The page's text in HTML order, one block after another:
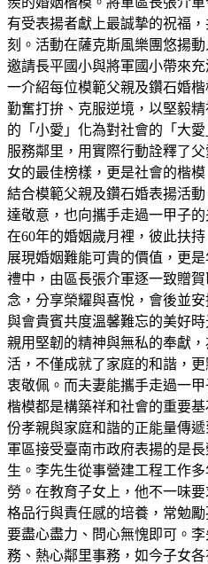
有受表揚者獻上最誠摯的祝福
刻。活動在薩克斯風樂團悠揚
邀請長平國小與將軍國小帶來
一介紹每位模範父親及鑽石婚
勤奮打拚、克服逆境，以堅毅
的「小愛」化為對社會的「大
服務鄰里，用實際行動詮釋了
女的最佳榜樣，更是社會的楷
結合模範父親及鑽石婚表揚活
達敬意，也向攜手走過一甲子
在60年的婚姻歲月裡，彼此扶
展現婚姻難能可貴的價值，更
禮中，由區長張介軍逐一致贈
念，分享榮耀與喜悅，會後並
與會貴賓共度溫馨難忘的美好
親用堅韌的精神與無私的奉獻
活，不僅成就了家庭的和諧，
衷敬佩。而夫妻能攜手走過一
楷模都是構築祥和社會的重要
份孝親與家庭和諧的正能量傳
軍區接受臺南市政府表揚的是
生。李先生從事營建工程工作
勞。在教育子女上，他不一味
格品行與責任感的培養，常勉
要盡心盡力、問心無愧即可。
務、熱心鄰里事務，如今子女